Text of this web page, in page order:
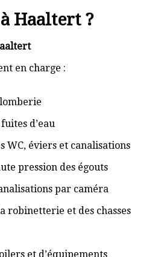
Haaltert ?
en charge :
d’eau
WC, éviers et canalisations
pression des égouts
par caméra
robinetterie et des chasses
et d’équipements